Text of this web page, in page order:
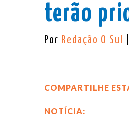
terão
Por Redação O Sul
COMPARTILHE
NOTÍCIA: